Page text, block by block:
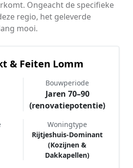
Ongeacht de specifieke
regio, het geleverde
mooi.
& Feiten Lomm
Bouwperiode
Jaren 70–90
(renovatiepotentie)
Woningtype
Rijtjeshuis-Dominant
(Kozijnen &
Dakkapellen)